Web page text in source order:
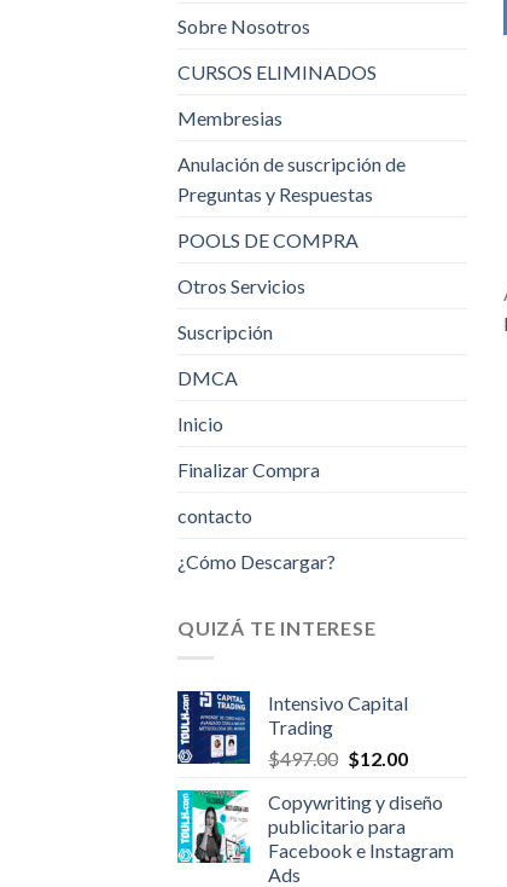
Sobre Nosotros
CURSOS ELIMINADOS
Membresias
Anulación de suscripción de
Preguntas y Respuestas
POOLS DE COMPRA
Otros Servicios
Suscripción
DMCA
Inicio
Finalizar Compra
contacto
¿Cómo Descargar?
QUIZÁ TE INTERESE
Intensivo Capital
Trading
$497.00 Original
was:
$497.00.
$12.00Current
is:
Copywriting y diseño
publicitario para
Facebook e Instagram
Ads